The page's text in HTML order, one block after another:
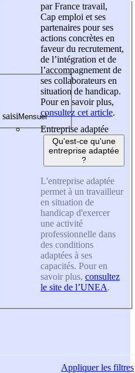
par France travail,
Cap emploi et ses
partenaires pour ses
actions concrètes en
faveur du recrutement,
de l’intégration et de
l’accompagnement de
ses collaborateurs en
situation de handicap.
Pour en savoir plus,
consultez cet article.
Entreprise adaptée
Qu'est-ce qu'une
entreprise adaptée
?
L'entreprise adaptée
permet à un travailleur
en situation de
handicap d'exercer
une activité
professionnelle dans
des conditions
adaptées à ses
capacités. Pour en
savoir plus, consultez
le site de l’UNEA.
Appliquerles filtres